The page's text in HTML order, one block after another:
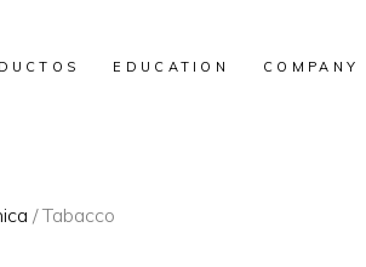
EDUCATION COMPANY
/ Tabacco